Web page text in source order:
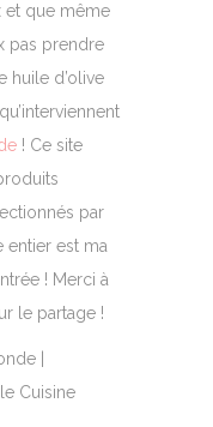
et que même
pas prendre
huile d’olive
! Ce site
par
entier est ma
! Merci à
le partage !